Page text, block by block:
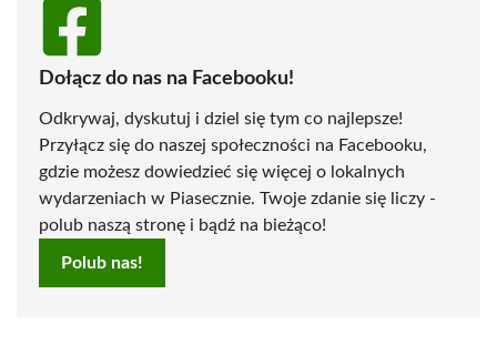
Dołącz do nas na Facebooku!
Odkrywaj, dyskutuj i dziel się tym co najlepsze!
Przyłącz się do naszej społeczności na Facebooku,
gdzie możesz dowiedzieć się więcej o lokalnych
wydarzeniach w Piasecznie. Twoje zdanie się liczy -
polub naszą stronę i bądź na bieżąco!
Polub nas!